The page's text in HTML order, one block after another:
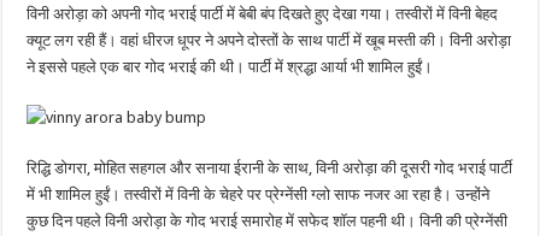
विनी अरोड़ा को अपनी गोद भराई पार्टी में बेबी बंप दिखते हुए देखा गया। तस्वीरों में विनी बेहद
क्यूट लग रही हैं। वहां धीरज धूपर ने अपने दोस्तों के साथ पार्टी में खूब मस्ती की। विनी अरोड़ा
ने इससे पहले एक बार गोद भराई की थी। पार्टी में श्रद्धा आर्या भी शामिल हुईं।
रिद्धि डोगरा, मोहित सहगल और सनाया ईरानी के साथ, विनी अरोड़ा की दूसरी गोद भराई पार्टी
में भी शामिल हुईं। तस्वीरों में विनी के चेहरे पर प्रेग्नेंसी ग्लो साफ नजर आ रहा है। उन्होंने
कुछ दिन पहले विनी अरोड़ा के गोद भराई समारोह में सफेद शॉल पहनी थी। विनी की प्रेग्नेंसी